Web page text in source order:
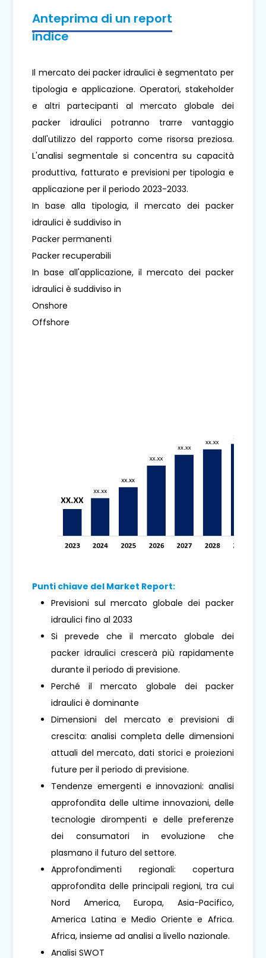
Anteprima di un report
indice
Il mercato dei packer idraulici è segmentato per
tipologia e applicazione. Operatori, stakeholder
e altri partecipanti al mercato globale dei
packer idraulici potranno trarre vantaggio
dall'utilizzo del rapporto come risorsa preziosa.
L'analisi segmentale si concentra su capacità
produttiva, fatturato e previsioni per tipologia e
applicazione per il periodo 2023-2033.
In base alla tipologia, il mercato dei packer
idraulici è suddiviso in
Packer permanenti
Packer recuperabili
In base all'applicazione, il mercato dei packer
idraulici è suddiviso in
Onshore
Offshore
Punti chiave del Market Report:
Previsioni sul mercato globale dei packer
idraulici fino al 2033
Si prevede che il mercato globale dei
packer idraulici crescerà più rapidamente
durante il periodo di previsione.
Perché il mercato globale dei packer
idraulici è dominante
Dimensioni del mercato e previsioni di
crescita: analisi completa delle dimensioni
attuali del mercato, dati storici e proiezioni
future per il periodo di previsione.
Tendenze emergenti e innovazioni: analisi
approfondita delle ultime innovazioni, delle
tecnologie dirompenti e delle preferenze
dei consumatori in evoluzione che
plasmano il futuro del settore.
Approfondimenti regionali: copertura
approfondita delle principali regioni, tra cui
Nord America, Europa, Asia-Pacifico,
America Latina e Medio Oriente e Africa.
Africa, insieme ad analisi a livello nazionale.
Analisi SWOT